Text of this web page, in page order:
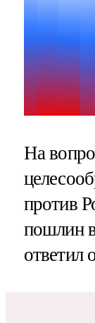
На
против
пошлин
ответил